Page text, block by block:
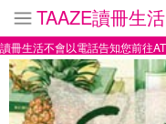
TAAZE讀冊生活